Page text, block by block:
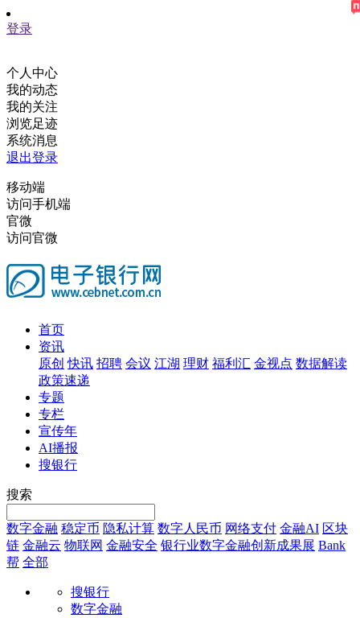
登录
个人中心
我的动态
我的关注
浏览足迹
系统消息
退出登录
移动端
访问手机端
官微
访问官微
首页
资讯
原创 快讯 招聘 会议 江湖 理财 福利汇 金视点 数据解读
政策速递
专题
专栏
宣传年
AI播报
搜银行
搜索
数字金融 稳定币 隐私计算 数字人民币 网络支付 金融AI 区块
链 金融云 物联网 金融安全 银行业数字金融创新成果展 Bank
帮 全部
搜银行
数字金融